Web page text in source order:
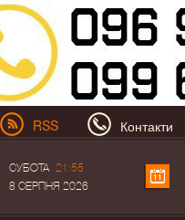
RSS Контакти
СУБОТА
21:55
8 СЕРПНЯ 2026